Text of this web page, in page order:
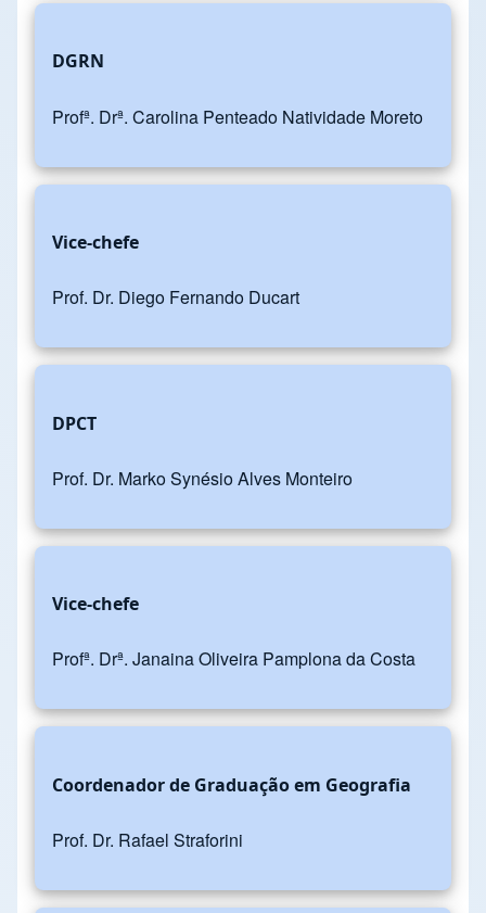
DGRN
Profª. Drª. Carolina Penteado Natividade Moreto
Vice-chefe
Prof. Dr. Diego Fernando Ducart
DPCT
Prof. Dr. Marko Synésio Alves Monteiro
Vice-chefe
Profª. Drª. Janaina Oliveira Pamplona da Costa
Coordenador de Graduação em Geografia
Prof. Dr. Rafael Straforini